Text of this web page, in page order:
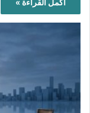
أكمل القراءة »